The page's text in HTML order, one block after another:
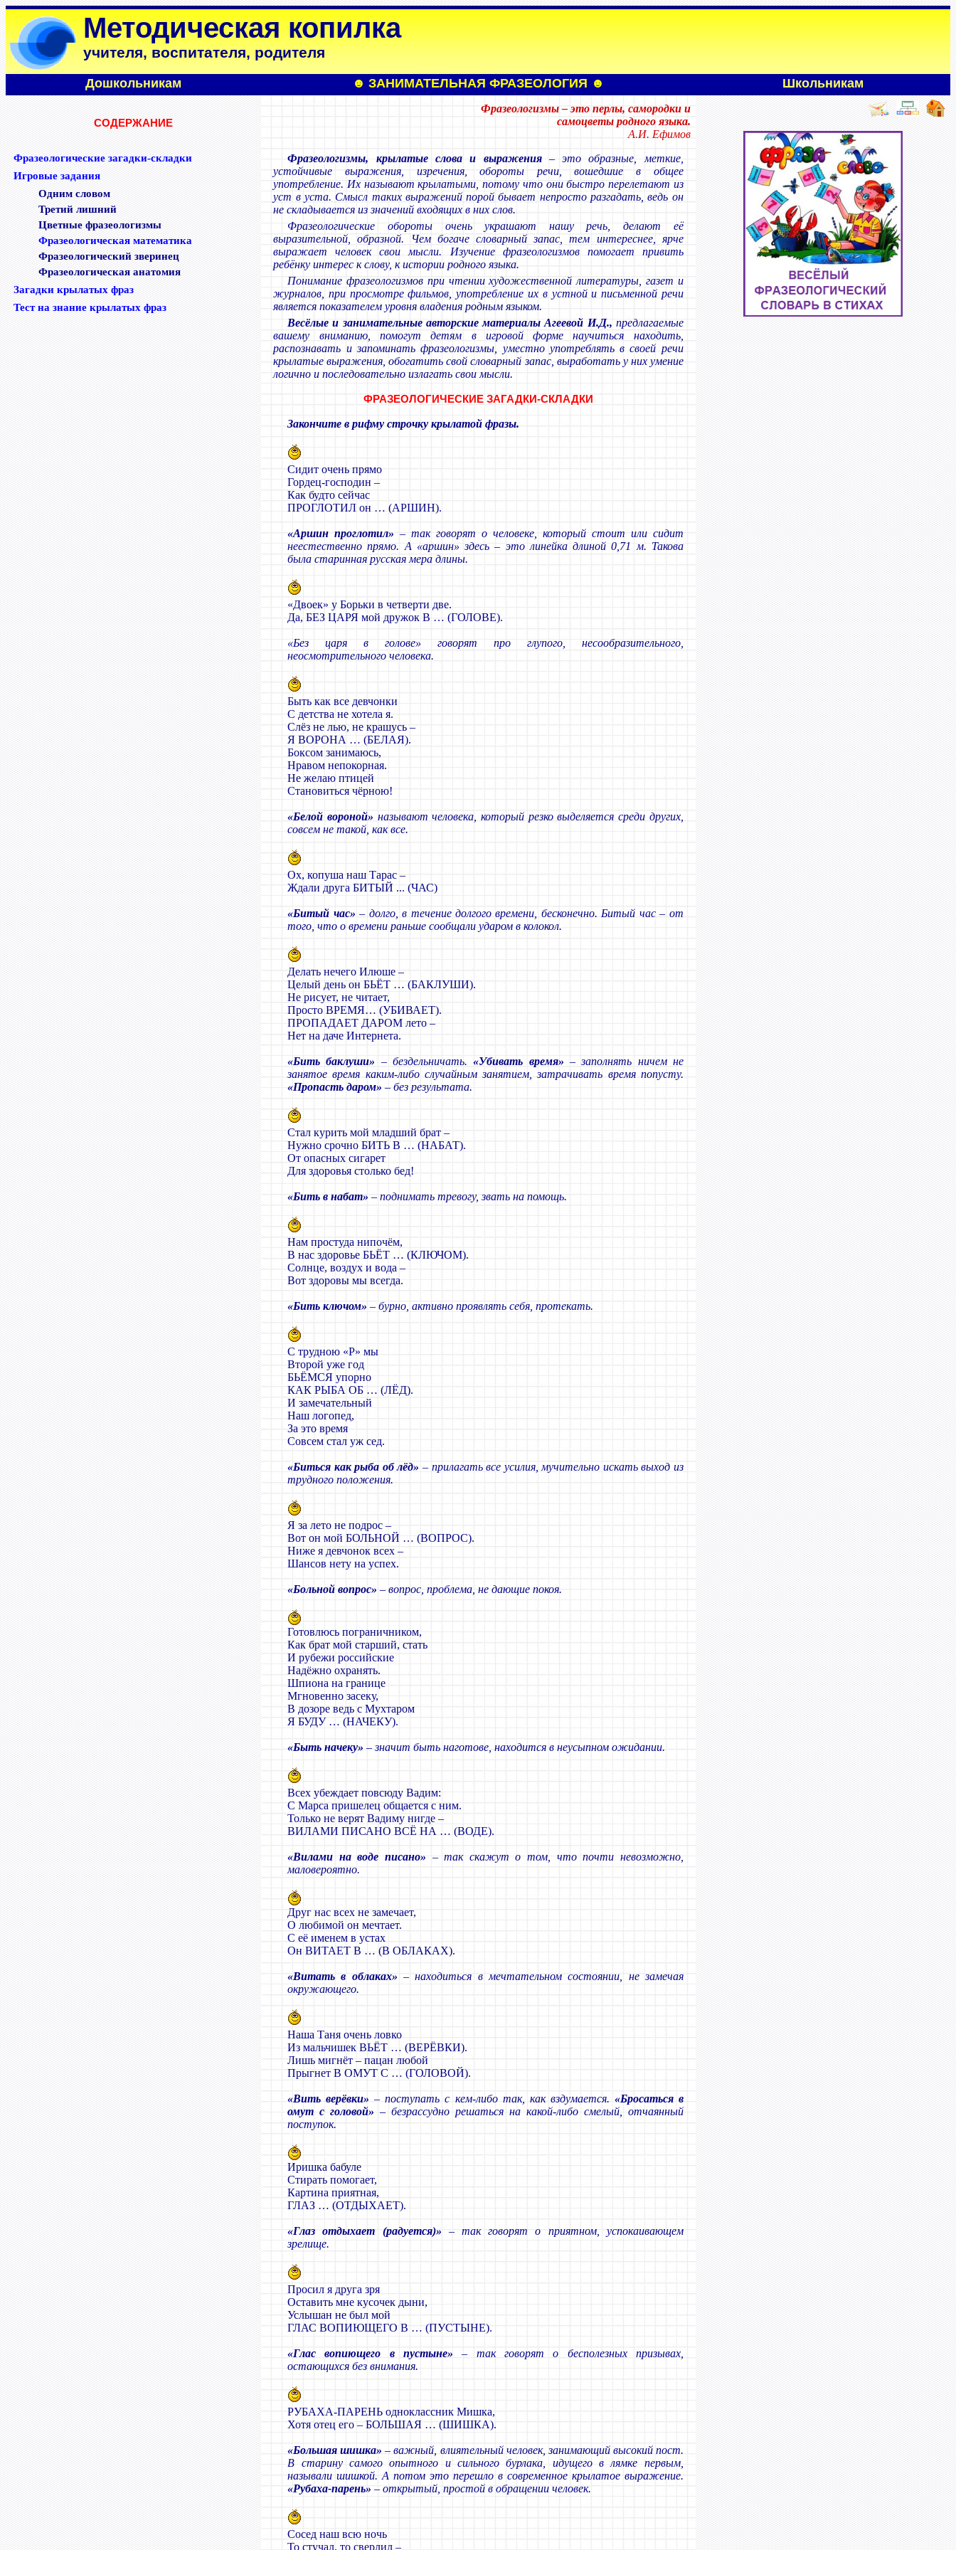
Методическая копилка
учителя, воспитателя, родителя
Дошкольникам ☻ ЗАНИМАТЕЛЬНАЯ ФРАЗЕОЛОГИЯ ☻ Школьникам
СОДЕРЖАНИЕ
Фразеологические загадки-складки
Игровые задания
Одним словом
Третий лишний
Цветные фразеологизмы
Фразеологическая математика
Фразеологический зверинец
Фразеологическая анатомия
Загадки крылатых фраз
Тест на знание крылатых фраз
Фразеологизмы – это перлы, самородки и
самоцветы родного языка.
А.И. Ефимов
Фразеологизмы, крылатые слова и выражения– это образные, меткие,
устойчивые выражения, изречения, обороты речи, вошедшие в общее
употребление. Их называют крылатыми, потому что они быстро перелетают из
уст в уста. Смысл таких выражений порой бывает непросто разгадать, ведь он
не складывается из значений входящих в них слов.
Фразеологические обороты очень украшают нашу речь, делают её
выразительной, образной. Чем богаче словарный запас, тем интереснее, ярче
выражает человек свои мысли. Изучение фразеологизмов помогает привить
ребёнку интерес к слову, к истории родного языка.
Понимание фразеологизмов при чтении художественной литературы, газет и
журналов, при просмотре фильмов, употребление их в устной и письменной речи
является показателем уровня владения родным языком.
Весёлые и занимательные авторские материалы Агеевой И.Д., предлагаемые
вашему вниманию, помогут детям в игровой форме научиться находить,
распознавать и запоминать фразеологизмы, уместно употреблять в своей речи
крылатые выражения, обогатить свой словарный запас, выработать у них умение
логично и последовательно излагать свои мысли.
ФРАЗЕОЛОГИЧЕСКИЕ ЗАГАДКИ-СКЛАДКИ
Закончите в рифму строчку крылатой фразы.
Сидит очень прямо
Гордец-господин –
Как будто сейчас
ПРОГЛОТИЛ он … (АРШИН).
«Аршин проглотил» – так говорят о человеке, который стоит или сидит
неестественно прямо. А «аршин» здесь – это линейка длиной 0,71 м. Такова
была старинная русская мера длины.
«Двоек» у Борьки в четверти две.
Да, БЕЗ ЦАРЯ мой дружок В … (ГОЛОВЕ).
«Без царя в голове» говорят про глупого, несообразительного,
неосмотрительного человека.
Быть как все девчонки
С детства не хотела я.
Слёз не лью, не крашусь –
Я ВОРОНА … (БЕЛАЯ).
Боксом занимаюсь,
Нравом непокорная.
Не желаю птицей
Становиться чёрною!
«Белой вороной» называют человека, который резко выделяется среди других,
совсем не такой, как все.
Ох, копуша наш Тарас –
Ждали друга БИТЫЙ ... (ЧАС)
«Битый час» – долго, в течение долгого времени, бесконечно. Битый час – от
того, что о времени раньше сообщали ударом в колокол.
Делать нечего Илюше –
Целый день он БЬЁТ … (БАКЛУШИ).
Не рисует, не читает,
Просто ВРЕМЯ… (УБИВАЕТ).
ПРОПАДАЕТ ДАРОМ лето –
Нет на даче Интернета.
«Бить баклуши» – бездельничать.«Убивать время» – заполнять ничем не
занятое время каким-либо случайным занятием, затрачивать время попусту.
«Пропасть даром» – без результата.
Стал курить мой младший брат –
Нужно срочно БИТЬ В … (НАБАТ).
От опасных сигарет
Для здоровья столько бед!
«Бить в набат»– поднимать тревогу, звать на помощь.
Нам простуда нипочём,
В нас здоровье БЬЁТ … (КЛЮЧОМ).
Солнце, воздух и вода –
Вот здоровы мы всегда.
«Бить ключом» – бурно, активно проявлять себя, протекать.
С трудною «Р» мы
Второй уже год
БЬЁМСЯ упорно
КАК РЫБА ОБ … (ЛЁД).
И замечательный
Наш логопед,
За это время
Совсем стал уж сед.
«Биться как рыба об лёд» – прилагать все усилия, мучительно искать выход из
трудного положения.
Я за лето не подрос –
Вот он мой БОЛЬНОЙ … (ВОПРОС).
Ниже я девчонок всех –
Шансов нету на успех.
«Больной вопрос» – вопрос, проблема, не дающие покоя.
Готовлюсь пограничником,
Как брат мой старший, стать
И рубежи российские
Надёжно охранять.
Шпиона на границе
Мгновенно засеку,
В дозоре ведь с Мухтаром
Я БУДУ … (НАЧЕКУ).
«Быть начеку» – значит быть наготове, находится в неусыпном ожидании.
Всех убеждает повсюду Вадим:
С Марса пришелец общается с ним.
Только не верят Вадиму нигде –
ВИЛАМИ ПИСАНО ВСЁ НА … (ВОДЕ).
«Вилами на воде писано» – так скажут о том, что почти невозможно,
маловероятно.
Друг нас всех не замечает,
О любимой он мечтает.
С её именем в устах
Он ВИТАЕТ В … (В ОБЛАКАХ).
«Витать в облаках»– находиться в мечтательном состоянии, не замечая
окружающего.
Наша Таня очень ловко
Из мальчишек ВЬЁТ … (ВЕРЁВКИ).
Лишь мигнёт – пацан любой
Прыгнет В ОМУТ С … (ГОЛОВОЙ).
«Вить верёвки» – поступать с кем-либо так, как вздумается. «Бросаться в
омут с головой» – безрассудно решаться на какой-либо смелый, отчаянный
поступок.
Иришка бабуле
Стирать помогает,
Картина приятная,
ГЛАЗ … (ОТДЫХАЕТ).
«Глаз отдыхает (радуется)» – так говорят о приятном, успокаивающем
зрелище.
Просил я друга зря
Оставить мне кусочек дыни,
Услышан не был мой
ГЛАС ВОПИЮЩЕГО В … (ПУСТЫНЕ).
«Глас вопиющего в пустыне» – так говорят о бесполезных призывах,
остающихся без внимания.
РУБАХА-ПАРЕНЬ одноклассник Мишка,
Хотя отец его – БОЛЬШАЯ … (ШИШКА).
«Большая шишка» – важный, влиятельный человек, занимающий высокий пост.
В старину самого опытного и сильного бурлака, идущего в лямке первым,
называли шишкой. А потом это перешло в современное крылатое выражение.
«Рубаха-парень» – открытый, простой в обращении человек.
Сосед наш всю ночь
То стучал, то сверлил –